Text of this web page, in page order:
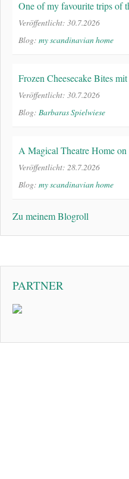
One of my favourite trips of
Veröffentlicht: 30.7.2026
Blog: my scandinavian home
Frozen Cheesecake Bites
Veröffentlicht: 30.7.2026
Blog: Barbaras Spielwiese
A Magical Theatre Home
Veröffentlicht: 28.7.2026
Blog: my scandinavian home
Zu meinem Blogroll
PARTNER